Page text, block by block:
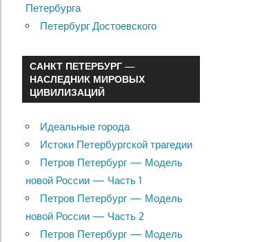
Петербурга
Петербург Достоевского
САНКТ ПЕТЕРБУРГ —
НАСЛЕДНИК МИРОВЫХ
ЦИВИЛИЗАЦИЙ
Идеальные города
Истоки Петербургской трагедии
Петров Петербург — Модель
новой России — Часть 1
Петров Петербург — Модель
новой России — Часть 2
Петров Петербург — Модель